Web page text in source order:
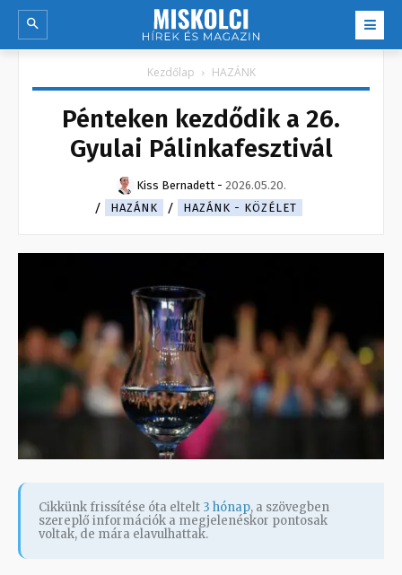
Kezdőlap HAZÁNK
Pénteken kezdődik a 26.
Gyulai Pálinkafesztivál
Kiss Bernadett - 2026.05.20.
HAZÁNK
HAZÁNK - KÖZÉLET
Cikkünk frissítése óta eltelt 3 hónap, a szövegben
szereplő információk a megjelenéskor pontosak
voltak, de mára elavulhattak.